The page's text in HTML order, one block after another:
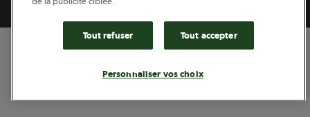
Tout refuser Tout accepter
Personnaliser vos choix